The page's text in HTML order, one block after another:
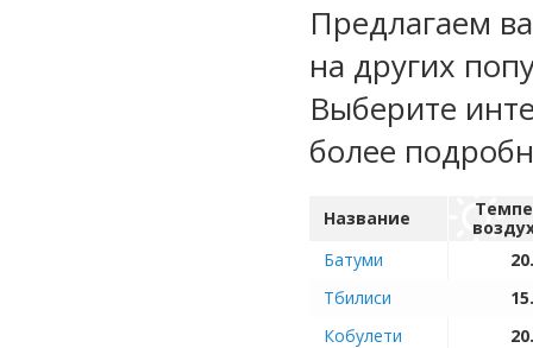
Предлагаем
на других
Выберите
более
Название
Батуми
Тбилиси
Кобулети